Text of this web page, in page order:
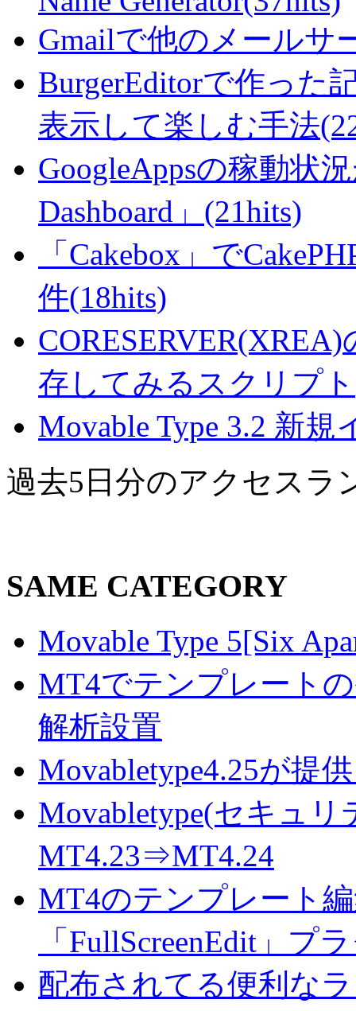
Gmailで他のメールサ
BurgerEditorで作った
表示して楽しむ手法
GoogleAppsの稼動状
Dashboard」(21hits)
「Cakebox」で
件(18hits)
存してみるスクリプ
Movable Type 3.2 新
過去5日分のアクセスラ
SAME CATEGORY
Movable Type 5[Six
MT4でテンプレート
解析設置
Movabletype4.25が提
Movabletype(セキュ
MT4.23⇒MT4.24
MT4のテンプレート
「FullScreenEdit」プ
配布されてる便利な